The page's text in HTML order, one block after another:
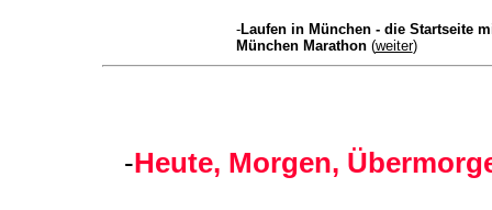
-Laufen in München - die Startseite
München Marathon (weiter)
-Heute, Morgen,